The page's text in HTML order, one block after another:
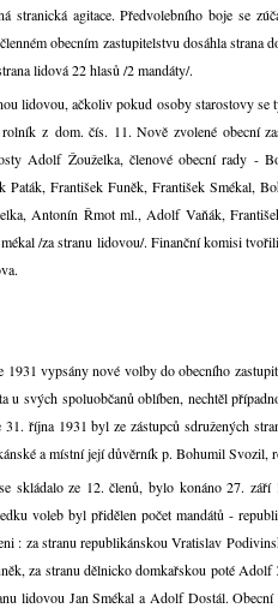
stranická agitace. Předvolebního boje se
obecním zastupitelstvu dosáhla strana
lidová 22 hlasů /2 mandáty/.
lidovou, ačkoliv pokud osoby starostovy se
z dom. čís. 11. Nově zvolené obecní
Adolf Žouželka, členové obecní rady -
Paták, František Funěk, František Smékal,
Antonín Řmot ml., Adolf Vaňák,
/za stranu lidovou/. Finanční komisi
vypsány nové volby do obecního
u svých spoluobčanů oblíben, nechtěl
října 1931 byl ze zástupců sdružených
a místní její důvěrník p. Bohumil Svozil,
skládalo ze 12. členů, bylo konáno 27.
voleb byl přidělen počet mandátů -
: za stranu republikánskou Vratislav
za stranu dělnicko domkařskou poté Adolf
lidovou Jan Smékal a Adolf Dostál.